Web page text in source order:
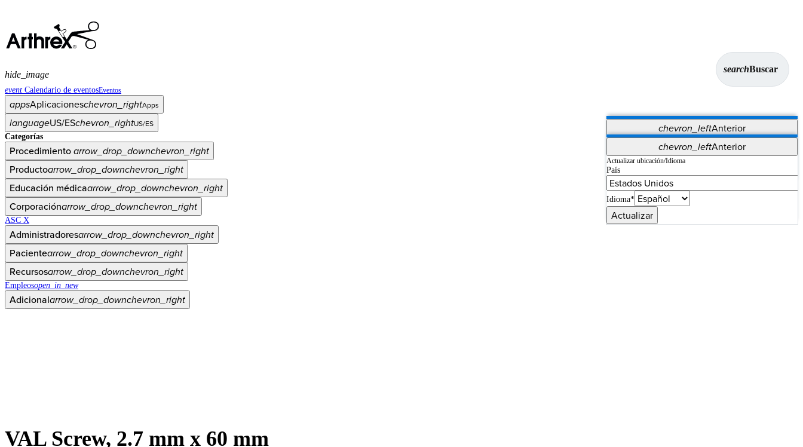
searchBuscar
event Calendario de eventosEventos
appsAplicacioneschevron_rightApps
chevron_leftAnterior
Vet Systems OrthoPedia Patient
Supplier Portal
Synergy Imaging & Resection
languageUS/ESchevron_rightUS/ES
chevron_leftAnterior
Actualizar ubicación/Idioma
País
Idioma*
Actualizar
Categorías
Procedimientoarrow_drop_downchevron_right
Productoarrow_drop_downchevron_right
Educación médicaarrow_drop_downchevron_right
Corporaciónarrow_drop_downchevron_right
ASC X
Administradoresarrow_drop_downchevron_right
Pacientearrow_drop_downchevron_right
Recursosarrow_drop_downchevron_right
Empleosopen_in_new
Adicionalarrow_drop_downchevron_right
hide_image
VAL Screw, 2.7 mm x 60 mm